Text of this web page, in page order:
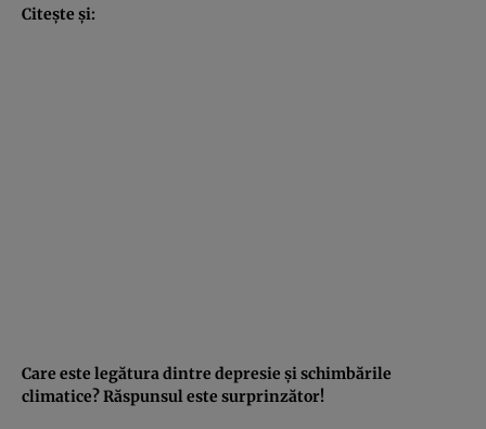
Citeşte şi:
Care este legătura dintre depresie şi schimbările
climatice? Răspunsul este surprinzător!